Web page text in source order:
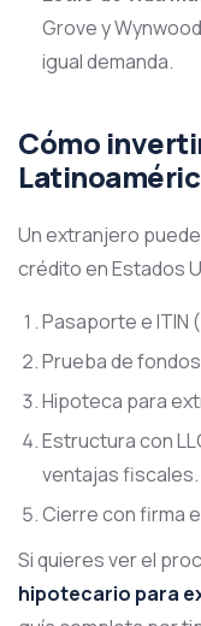
Grove y
igual demanda.
Cómo
Un extranjero
crédito en Estados
Pasaporte e ITIN
Prueba de
Hipoteca para
Estructura con
ventajas fiscales.
Cierre con firma
Si quieres ver el
hipotecario para